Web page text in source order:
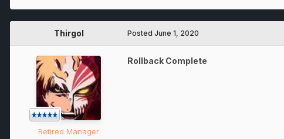
Thirgol
Retired Manager
Posted June 1, 2020
Rollback Complete